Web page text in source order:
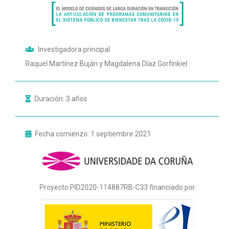
Investigadora principal
Raquel Martínez Buján y Magdalena Díaz Gorfinkiel
Duración: 3 años
Fecha comienzo: 1 septiembre 2021
Proyecto PID2020-114887RB-C33 financiado por